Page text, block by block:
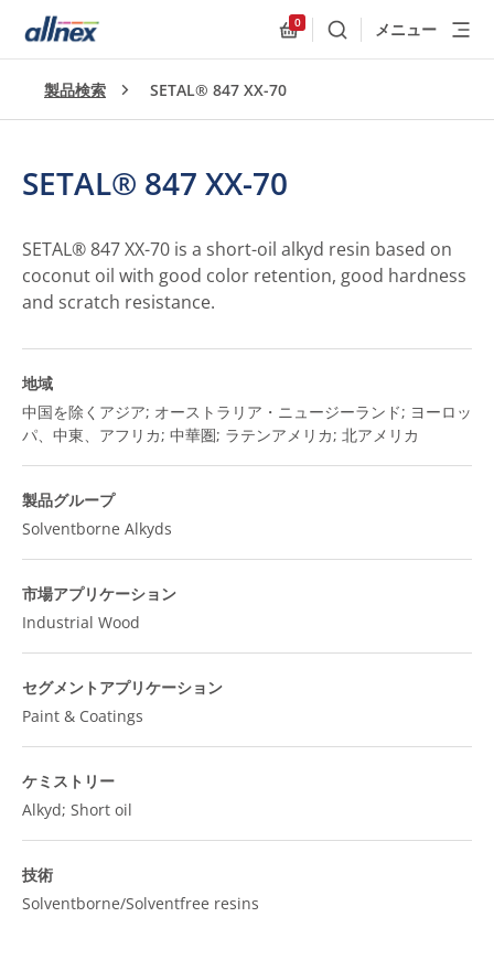
0
検索 メニュー
製品検索 SETAL® 847 XX-70
SETAL® 847 XX-70
SETAL® 847 XX-70 is a short-oil alkyd resin based on
coconut oil with good color retention, good hardness
and scratch resistance.
地域
中国を除くアジア; オーストラリア・ニュージーランド; ヨーロッ
パ、中東、アフリカ; 中華圏; ラテンアメリカ; 北アメリカ
製品グループ
Solventborne Alkyds
市場アプリケーション
Industrial Wood
セグメントアプリケーション
Paint & Coatings
ケミストリー
Alkyd; Short oil
技術
Solventborne/Solventfree resins